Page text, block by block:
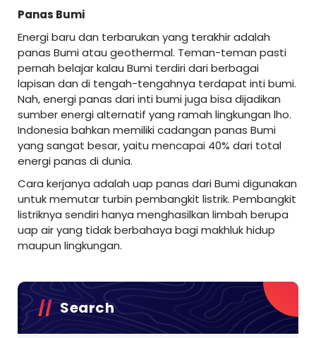
Panas Bumi
Energi baru dan terbarukan yang terakhir adalah
panas Bumi atau geothermal. Teman-teman pasti
pernah belajar kalau Bumi terdiri dari berbagai
lapisan dan di tengah-tengahnya terdapat inti bumi.
Nah, energi panas dari inti bumi juga bisa dijadikan
sumber energi alternatif yang ramah lingkungan lho.
Indonesia bahkan memiliki cadangan panas Bumi
yang sangat besar, yaitu mencapai 40% dari total
energi panas di dunia.
Cara kerjanya adalah uap panas dari Bumi digunakan
untuk memutar turbin pembangkit listrik. Pembangkit
listriknya sendiri hanya menghasilkan limbah berupa
uap air yang tidak berbahaya bagi makhluk hidup
maupun lingkungan.
Search